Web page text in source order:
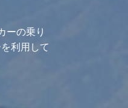
ーの乗り
利用して